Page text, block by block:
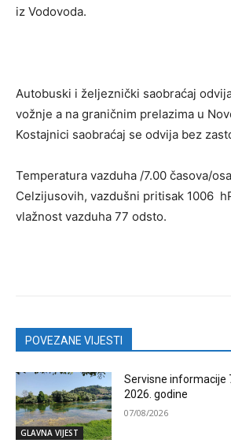
iz Vodovoda.
Autobuski i željeznički saobraćaj
vožnje a na graničnim prelazima u
Kostajnici saobraćaj se odvija bez
Temperatura vazduha /7.00 časova/
Celzijusovih, vazdušni pritisak 1006
vlažnost vazduha 77 odsto.
POVEZANE VIJESTI
GLAVNA VIJEST
Servisne informacije
2026. godine
07/08/2026